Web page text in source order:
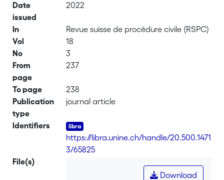
Date
issued
2022
In
Revue suisse de procédure civile (RSPC)
Vol
18
No
3
From
page
237
To page
238
Publication
type
journal article
Identifiers
https://libra.unine.ch/handle/20.500.1471
3/65825
File(s)
Download